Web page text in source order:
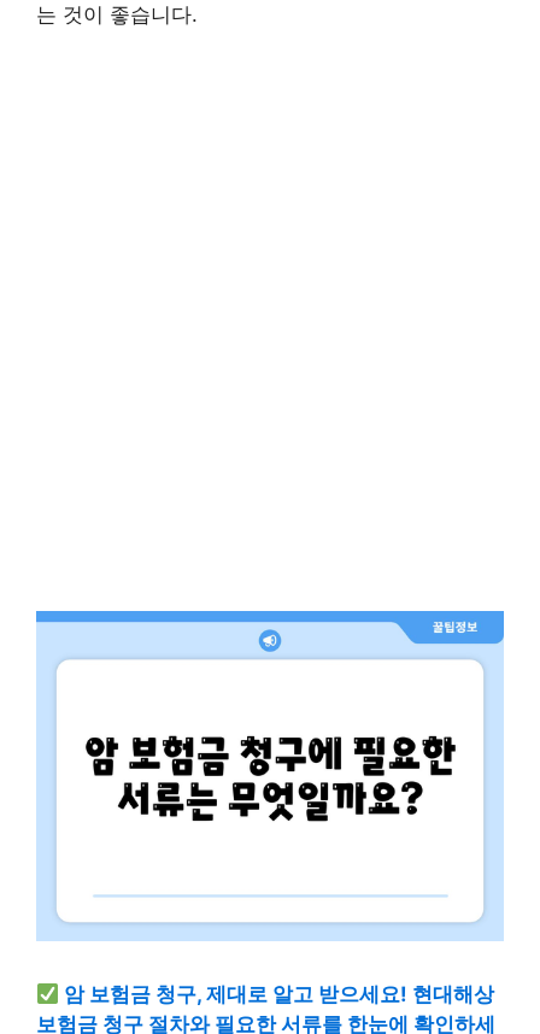
는 것이 좋습니다.
암 보험금 청구, 제대로 알고 받으세요! 현대해상
보험금 청구 절차와 필요한 서류를 한눈에 확인하세